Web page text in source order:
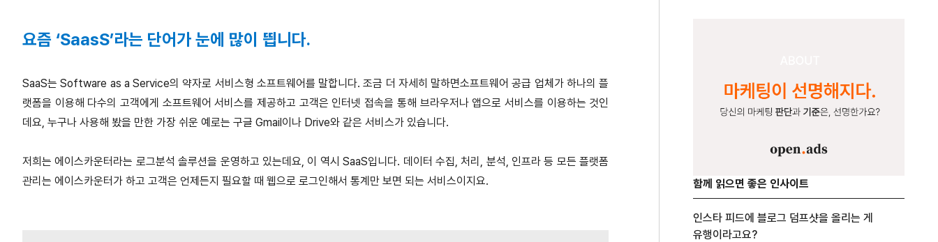
요즘 ‘SaasS’라는 단어가 눈에 많이 띕니다.
SaaS는 Software as a Service의 약자로 서비스형 소프트웨어를 말합니다. 조금 더 자세히 말하면소프트웨어 공급 업체가 하나의 플
랫폼을 이용해 다수의 고객에게 소프트웨어 서비스를 제공하고 고객은 인터넷 접속을 통해 브라우저나 앱으로 서비스를 이용하는 것인
데요, 누구나 사용해 봤을 만한 가장 쉬운 예로는 구글 Gmail이나 Drive와 같은 서비스가 있습니다.
저희는 에이스카운터라는 로그분석 솔루션을 운영하고 있는데요, 이 역시 SaaS입니다. 데이터 수집, 처리, 분석, 인프라 등 모든 플랫폼
관리는 에이스카운터가 하고 고객은 언제든지 필요할 때 웹으로 로그인해서 통계만 보면 되는 서비스이지요.
함께 읽으면 좋은 인사이트
인스타 피드에 블로그 덤프샷을 올리는 게
유행이라고요?